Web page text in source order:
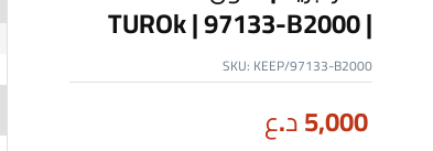
| TUROk | 97133-B2000
SKU: KEEP/97133-B2000
5,000د.ع